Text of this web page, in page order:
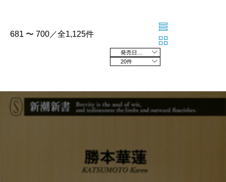
681 〜 700／全1,125件
20件